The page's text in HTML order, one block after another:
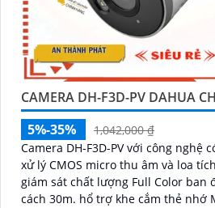
CAMERA DH-F3D-PV DAHUA
5%-35%
1,042,000 ₫
Camera DH-F3D-PV với công nghệ
xử lý CMOS micro thu âm và loa
giám sát chất lượng Full Color ban
cách 30m. hổ trợ khe cắm thẻ nhớ Micro SD 256GB công